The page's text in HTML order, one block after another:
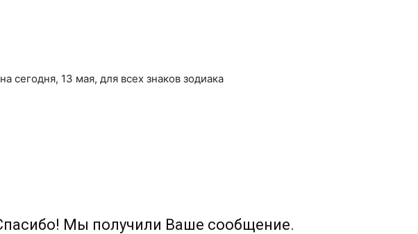
сегодня, 13 мая, для всех знаков зодиака
Мы получили Ваше сообщение.